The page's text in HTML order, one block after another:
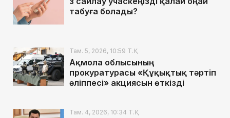
табуға болады?
Там. 5, 2026, 10:59 Т.Қ.
Ақмола облысының
прокуратурасы «Құқықтық тәртіп
әліппесі» акциясын өткізді
Там. 4, 2026, 10:34 Т.Қ.